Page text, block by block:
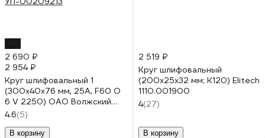
2 690 ₽
2 954 ₽
Круг шлифовальный 1
(300x40x76 мм, 25А, F60 O
6 V 2250) ОАО Волжский
абразивный завод Н0017826
УП-00209213
4.6(5)
В корзину
2 519 ₽
Круг шлифовальный
(200х25х32 мм; К120) Elitech
1110.001900
4(27)
В корзину